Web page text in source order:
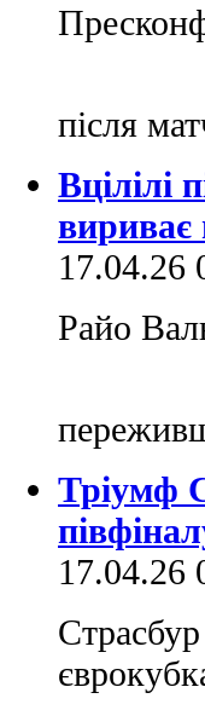
після
Вцілілі
вириває
17.04.26
Райо
Тріумф
17.04.26